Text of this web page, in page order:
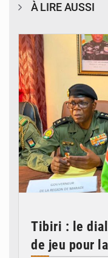
À LIRE AUSSI
Tibiri : le
de jeu pour